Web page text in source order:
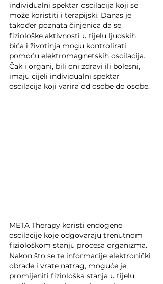
individualni spektar oscilacija koji se
može koristiti i terapijski. Danas je
također poznata činjenica da se
fiziološke aktivnosti u tijelu ljudskih
bića i životinja mogu kontrolirati
pomoću elektromagnetskih oscilacija.
Čak i organi, bili oni zdravi ili bolesni,
imaju cijeli individualni spektar
oscilacija koji varira od osobe do osobe.
META Therapy koristi endogene
oscilacije koje odgovaraju trenutnom
fiziološkom stanju procesa organizma.
Nakon što se te informacije elektronički
obrade i vrate natrag, moguće je
promijeniti fiziološka stanja u tijelu